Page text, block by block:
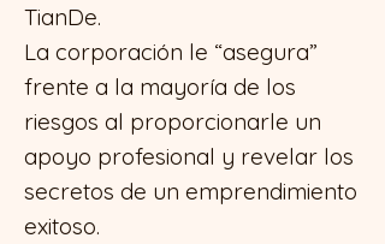
TianDe.
La corporación le “asegura”
frente a la mayoría de los
riesgos al proporcionarle un
apoyo profesional y revelar los
secretos de un emprendimiento
exitoso.